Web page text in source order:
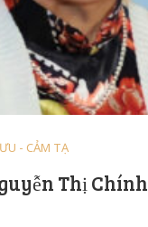
- CẢM TẠ
Thị Chính